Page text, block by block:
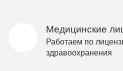
Медицинские
Работаем по
здравоохранения